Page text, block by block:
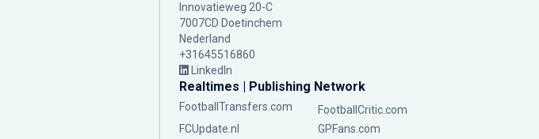
Innovatieweg 20-C
7007CD Doetinchem
Nederland
+31645516860
LinkedIn
Realtimes | Publishing Network
FootballTransfers.com
FootballCritic.com
FCUpdate.nl
GPFans.com